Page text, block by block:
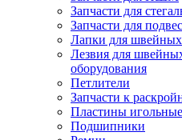
Запчасти для
Запчасти для
Лапки для
Лезвия для
оборудования
Петлители
Запчасти к
Пластины игольные
Подшипники